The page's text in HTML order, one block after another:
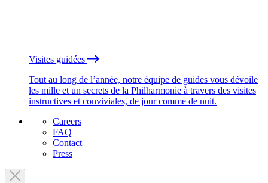
Visites guidées
Tout au long de l’année, notre équipe de guides vous dévoile
les mille et un secrets de la Philharmonie à travers des visites
instructives et conviviales, de jour comme de nuit.
Careers
FAQ
Contact
Press